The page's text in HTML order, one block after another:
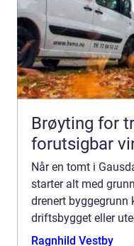
Brøyting for
forutsigbar
Når en tomt i
starter alt med
drenert byggegrunn
driftsbygget eller
et område med
Ragnhild Vestby